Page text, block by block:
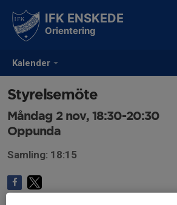
Kalender
IFK ENSKEDE
Orientering
Styrelsemöte
Måndag 2 nov, 18:30-20:30
Oppunda
Samling: 18:15